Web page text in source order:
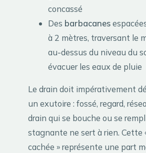
concassé
Des barbacanes
à 2 mètres, traversant le
au-dessus du niveau du
évacuer les eaux de pluie
Le drain doit impérativement
un exutoire : fossé, regard,
drain qui se bouche ou se
stagnante ne sert à rien. Cette
cachée » représente une part